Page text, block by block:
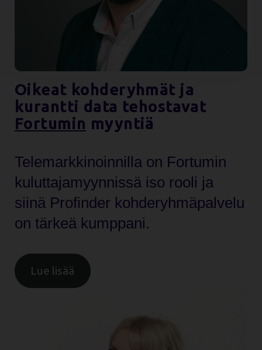
Oikeat kohderyhmät ja
kurantti data tehostavat
Fortumin myyntiä
Telemarkkinoinnilla on Fortumin
kuluttajamyynnissä iso rooli ja
siinä Profinder kohderyhmäpalvelu
on tärkeä kumppani.
Lue lisää